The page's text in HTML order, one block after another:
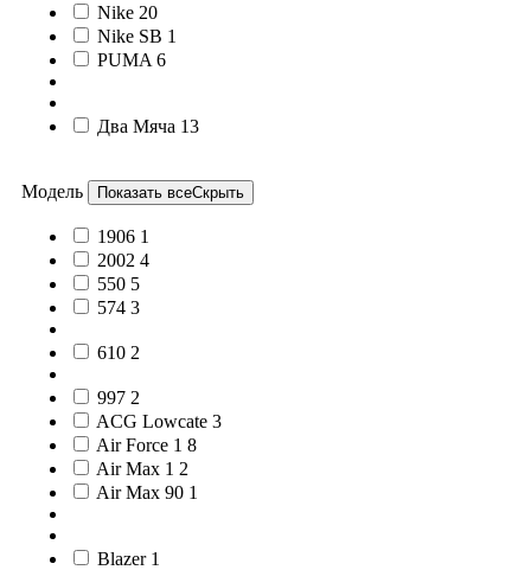
Nike 20
Nike SB 1
PUMA 6
Два Мяча 13
Модель Показать всеСкрыть
1906 1
2002 4
550 5
574 3
610 2
997 2
ACG Lowcate 3
Air Force 1 8
Air Max 1 2
Air Max 90 1
Blazer 1